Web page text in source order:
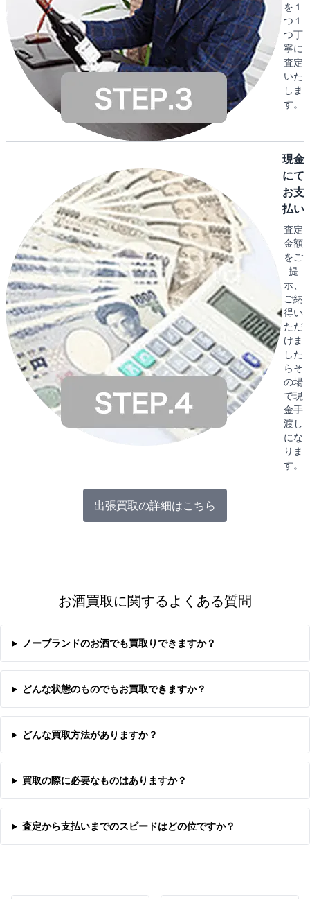
を１
つ１
つ丁
寧に
査定
いた
しま
す。
現金
にて
お支
払い
査定
金額
をご
提
示、
ご納
得い
ただ
けま
した
らそ
の場
で現
金手
渡し
にな
りま
す。
出張買取の詳細はこちら
お酒買取に関するよくある質問
ノーブランドのお酒でも買取りできますか？
どんな状態のものでもお買取できますか？
どんな買取方法がありますか？
買取の際に必要なものはありますか？
査定から支払いまでのスピードはどの位ですか？